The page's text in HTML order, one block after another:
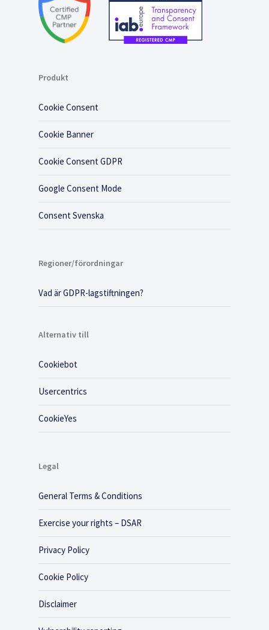
Produkt
Cookie Consent
Cookie Banner
Cookie Consent GDPR
Google Consent Mode
Consent Svenska
Regioner/förordningar
Vad är GDPR-lagstiftningen?
Alternativ till
Cookiebot
Usercentrics
CookieYes
Legal
General Terms & Conditions
Exercise your rights – DSAR
Privacy Policy
Cookie Policy
Disclaimer